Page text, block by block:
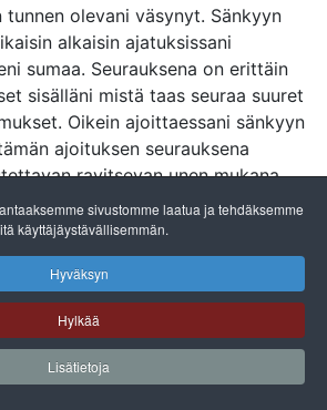
tunnen olevani väsynyt. Sänkyyn
alkaisin ajatuksissani
sumaa. Seurauksena on erittäin
sisälläni mistä taas seuraa suuret
Oikein ajoittaessani sänkyyn
ajoituksen seurauksena
ravitsevan unen mukana
maailman huolet, sekä vaivat.
oikealla hetkellä ja määrällä pystyn
sekä saavuttamaan mieleni huippu
sivustomme laatua ja tehdäksemme
käyttäjäystävällisemmän.
Hyväksyn
Hylkää
Lisätietoja